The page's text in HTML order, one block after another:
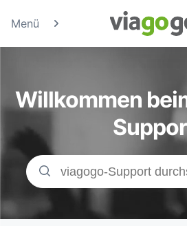
Menü
&
|
Willkommen